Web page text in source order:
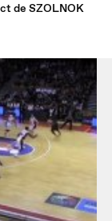
de SZOLNOK